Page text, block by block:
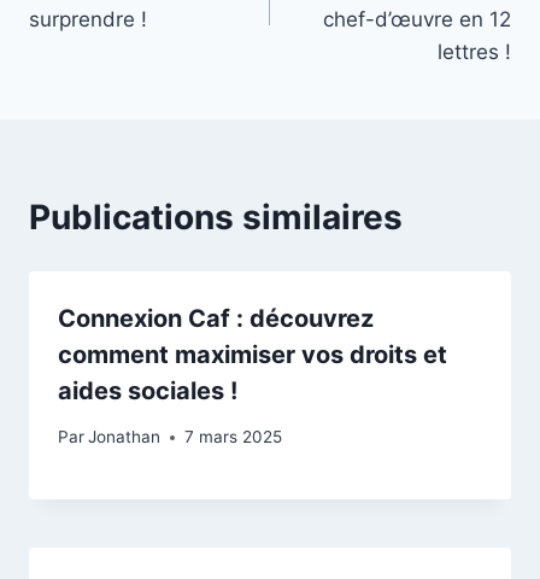
l’article
surprendre !
chef-d’œuvre en 12
lettres !
Publications similaires
Connexion Caf : découvrez
comment maximiser vos droits et
aides sociales !
ParJonathan 7 mars 2025